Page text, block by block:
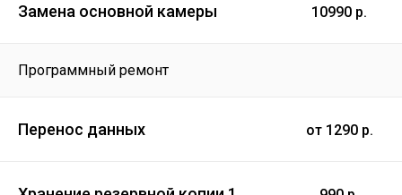
Замена основной камеры 10990 р.
Программный ремонт
Перенос данных от 1290 р.